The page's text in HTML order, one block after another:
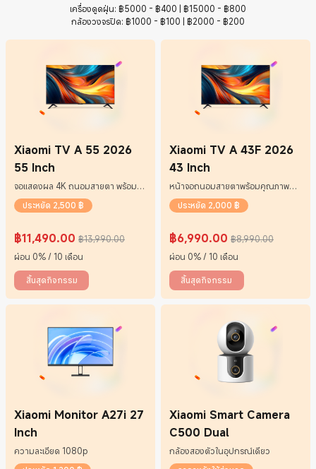
เครื่องดูดฝุ่น: ฿5000 - ฿400 | ฿15000 - ฿800
กล้องวงจรปิด: ฿1000 - ฿100 | ฿2000 - ฿200
Xiaomi TV A 55 2026
55 Inch
จอแสดงผล 4K ถนอมสายตา พร้อม
คุณภาพ HDR
ประหยัด 2,500 ฿
฿11,490.00
Current Price ฿11490
฿13,990.00
ราคาโปรโมชั่น ฿13,990.00
ผ่อน 0% / 10 เดือน
สิ้นสุดกิจกรรม
Xiaomi TV A 43F 2026
43 Inch
หน้าจอถนอมสายตาพร้อมคุณภาพ
ของภาพที่น่าทึ่ง
ประหยัด 2,000 ฿
฿6,990.00
Current Price ฿6990
฿8,990.00
ราคาโปรโมชั่น ฿8,990.00
ผ่อน 0% / 10 เดือน
สิ้นสุดกิจกรรม
Xiaomi Monitor A27i 27
Inch
ความละเอียด 1080p
Xiaomi Smart Camera
C500 Dual
กล้องสองตัวในอุปกรณ์เดียว